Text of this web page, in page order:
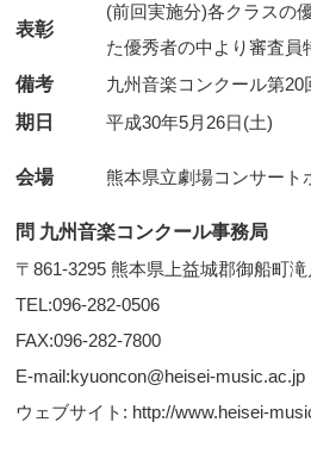
表彰
(前回実施分)各クラスの
た優秀者の中より審査員
備考
九州音楽コンクール第
期日
平成30年5月26日(土)
会場
問 九州音楽コンクール事務局
〒861-3295 熊本県上益城郡御船町
TEL:096-282-0506
FAX:096-282-7800
E-mail:kyuoncon@heisei-music.ac.jp
ウェブサイト: http://www.heisei-